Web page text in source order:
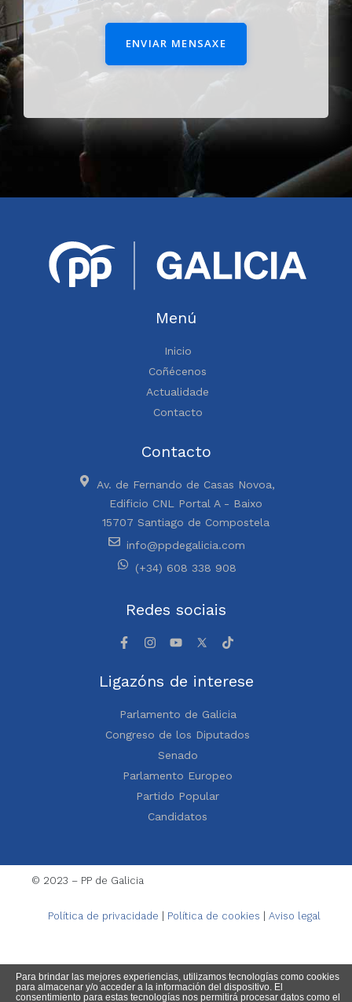
ENVIAR MENSAXE
Menú
Inicio
Coñécenos
Actualidade
Contacto
Contacto
Av. de Fernando de Casas Novoa,
Edificio CNL Portal A - Baixo
15707 Santiago de Compostela
info@ppdegalicia.com
(+34) 608 338 908
Redes sociais
Ligazóns de interese
Parlamento de Galicia
Congreso de los Diputados
Senado
Parlamento Europeo
Partido Popular
Candidatos
© 2023 – PP de Galicia
Política de privacidade Política de cookies Aviso legal
Para brindar las mejores experiencias, utilizamos tecnologías como cookies
para almacenar y/o acceder a la información del dispositivo. El
consentimiento para estas tecnologías nos permitirá procesar datos como el